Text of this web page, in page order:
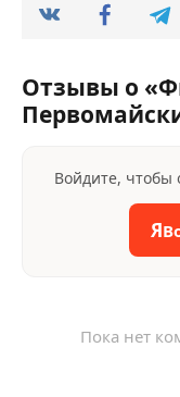
Отзывы о
Войдите, чтобы
Я
Пока нет